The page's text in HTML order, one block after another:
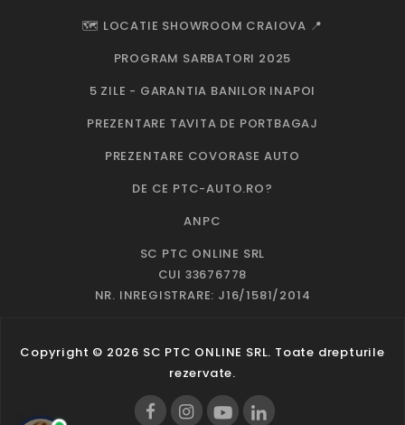
🗺️ LOCATIE SHOWROOM CRAIOVA 📍
PROGRAM SARBATORI 2025
5 ZILE - GARANTIA BANILOR INAPOI
PREZENTARE TAVITA DE PORTBAGAJ
PREZENTARE COVORASE AUTO
DE CE PTC-AUTO.RO?
ANPC
SC PTC ONLINE SRL
CUI 33676778
NR. INREGISTRARE: J16/1581/2014
Copyright © 2026 SC PTC ONLINE SRL. Toate drepturile
rezervate.